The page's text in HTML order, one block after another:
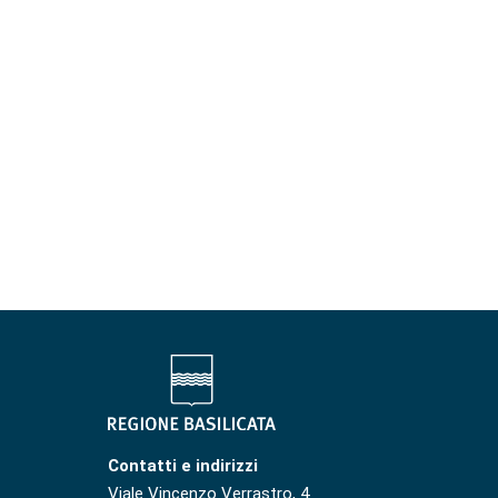
Contatti e indirizzi
Viale Vincenzo Verrastro, 4